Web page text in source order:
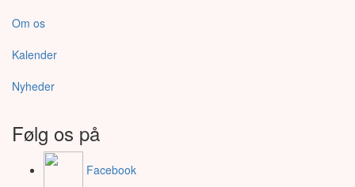
Om os
Kalender
Nyheder
Følg os på
Facebook